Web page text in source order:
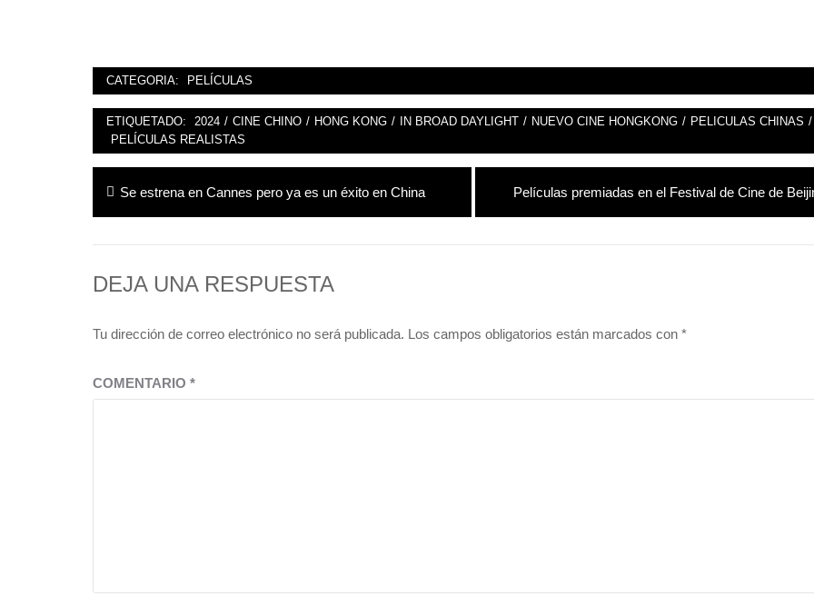
CATEGORIA: PELÍCULAS
ETIQUETADO: 2024 / CINE CHINO / HONG KONG / IN BROAD DAYLIGHT / NUEVO CINE HONGKONG / PELICULAS CHINAS /
PELÍCULAS REALISTAS
Navegación
de
Entrada
Se estrena en Cannes pero ya es un éxito en China
Entrada
Películas premiadas en el Festival de Cine de
DEJA UNA RESPUESTA
Tu dirección de correo electrónico no será publicada. Los campos obligatorios están marcados con *
COMENTARIO *